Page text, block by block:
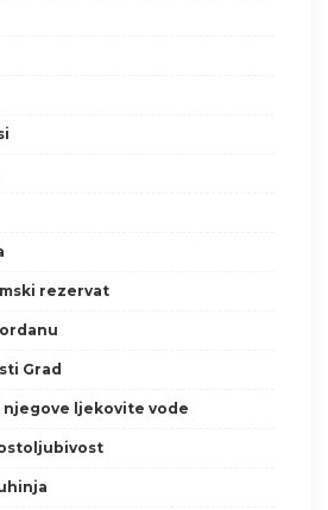
rezervat
Grad
njegove ljekovite vode